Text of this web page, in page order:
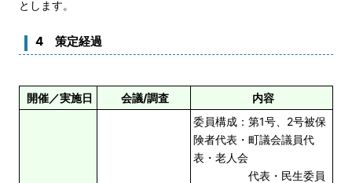
とします。
4 策定経過
開催／実施日 会議/調査 内容
委員構成：第1号、2号被保
険者代表・町議会議員代
表・老人会
代表・民生委員